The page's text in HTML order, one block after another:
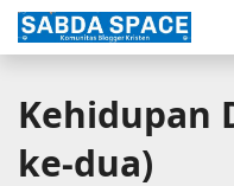
Kehidupan
ke-dua)